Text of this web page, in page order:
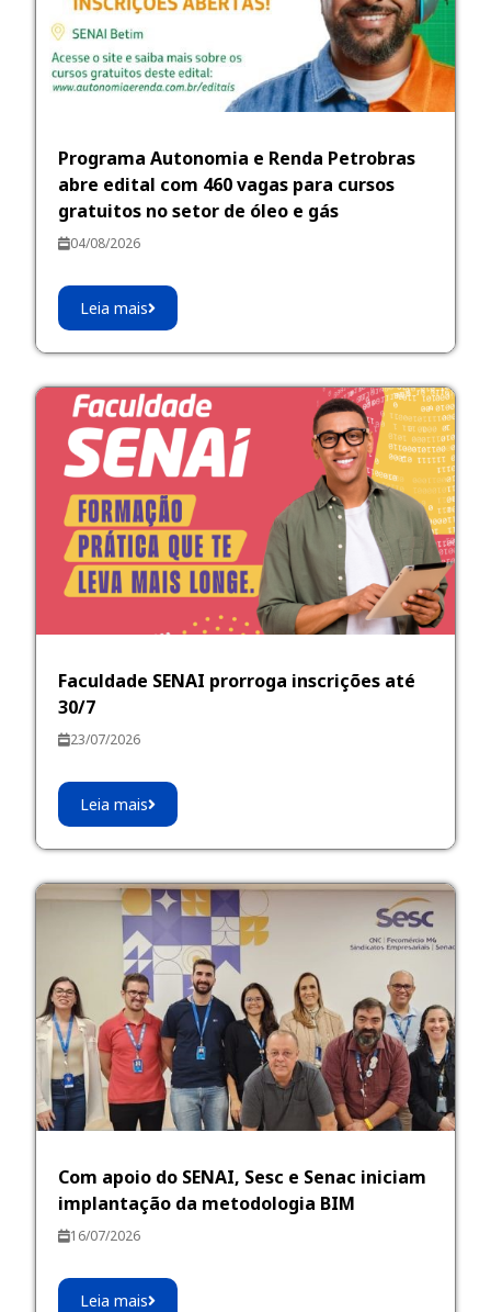
Programa Autonomia e Renda Petrobras
abre edital com 460 vagas para cursos
gratuitos no setor de óleo e gás
04/08/2026
Leia mais
Faculdade SENAI prorroga inscrições até
30/7
23/07/2026
Leia mais
Com apoio do SENAI, Sesc e Senac iniciam
implantação da metodologia BIM
16/07/2026
Leia mais